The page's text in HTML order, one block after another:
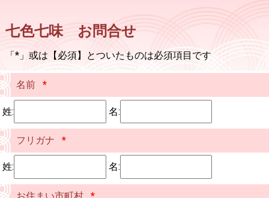
七色七味 お問合せ
「*」或は【必須】とついたものは必須項目です
名前 *
姓: 名:
フリガナ *
姓: 名: